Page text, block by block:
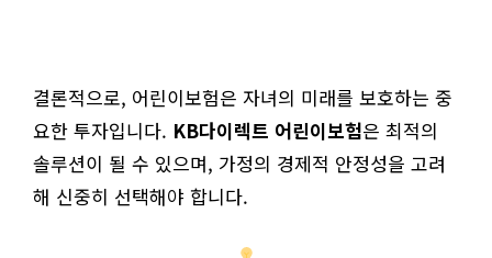
결론적으로, 어린이보험은 자녀의 미래를 보호하는 중
요한 투자입니다. KB다이렉트 어린이보험은 최적의
솔루션이 될 수 있으며, 가정의 경제적 안정성을 고려
해 신중히 선택해야 합니다.